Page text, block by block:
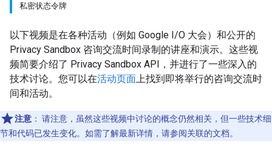
私密状态令牌
以下视频是在各种活动（例如 Google I/O 大会）和公开的
Privacy Sandbox 咨询交流时间录制的讲座和演示。这些视
频简要介绍了 Privacy Sandbox API，并进行了一些深入的
技术讨论。您可以在活动页面 上找到即将举行的咨询交流时
间和活动。
注意 ： 请注意，虽然这些视频中讨论的概念仍然相关，但一些技术细
节和代码已发生变化。如需了解最新详情，请参阅关联的文档。